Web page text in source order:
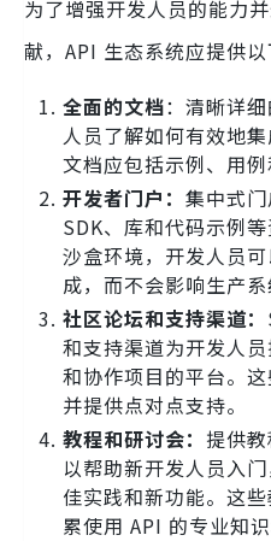
为了增强开发人员的能力
献，API 生态系统应提供以
全面的文档：清晰详细
人员了解如何有效地
文档应包括示例、用例
开发者门户： 集中式
SDK、库和代码示例
沙盒环境，开发人员
成，而不会影响生产系
社区论坛和支持渠道：
和支持渠道为开发人
和协作项目的平台。
并提供点对点支持。
教程和研讨会： 提供
以帮助新开发人员入
佳实践和新功能。这
累使用 API 的专业知识